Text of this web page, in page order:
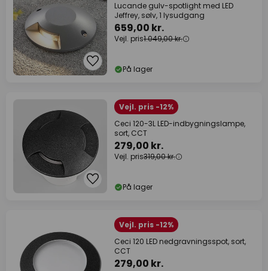
Lucande gulv-spotlight med LED
Jeffrey, sølv, 1 lysudgang
659,00 kr.
Vejl. pris1.049,00 kr.
På lager
Vejl. pris -12%
Ceci 120-3L LED-indbygningslampe,
sort, CCT
279,00 kr.
Vejl. pris319,00 kr.
På lager
Vejl. pris -12%
Ceci 120 LED nedgravningsspot, sort,
CCT
279,00 kr.